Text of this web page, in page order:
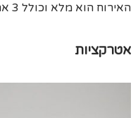
האירוח הוא מלא וכולל 3 ארוחות מפנקות.
אטרקציות